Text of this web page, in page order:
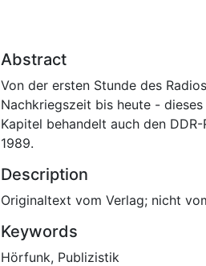
Abstract
Von der ersten Stunde des
Nachkriegszeit bis heute -
Kapitel behandelt auch den
1989.
Description
Originaltext vom Verlag; nicht
Keywords
Hörfunk, Publizistik